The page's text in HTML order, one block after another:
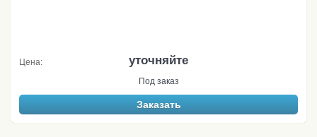
Цена: уточняйте
Под заказ
Заказать